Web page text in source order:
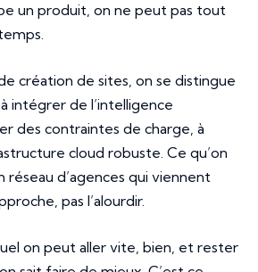
un produit, on ne peut pas tout
création de sites, on se distingue
intégrer de l’intelligence
des contraintes de charge, à
cloud robuste. Ce qu’on
réseau d’agences qui viennent
pas l’alourdir.
on peut aller vite, bien, et rester